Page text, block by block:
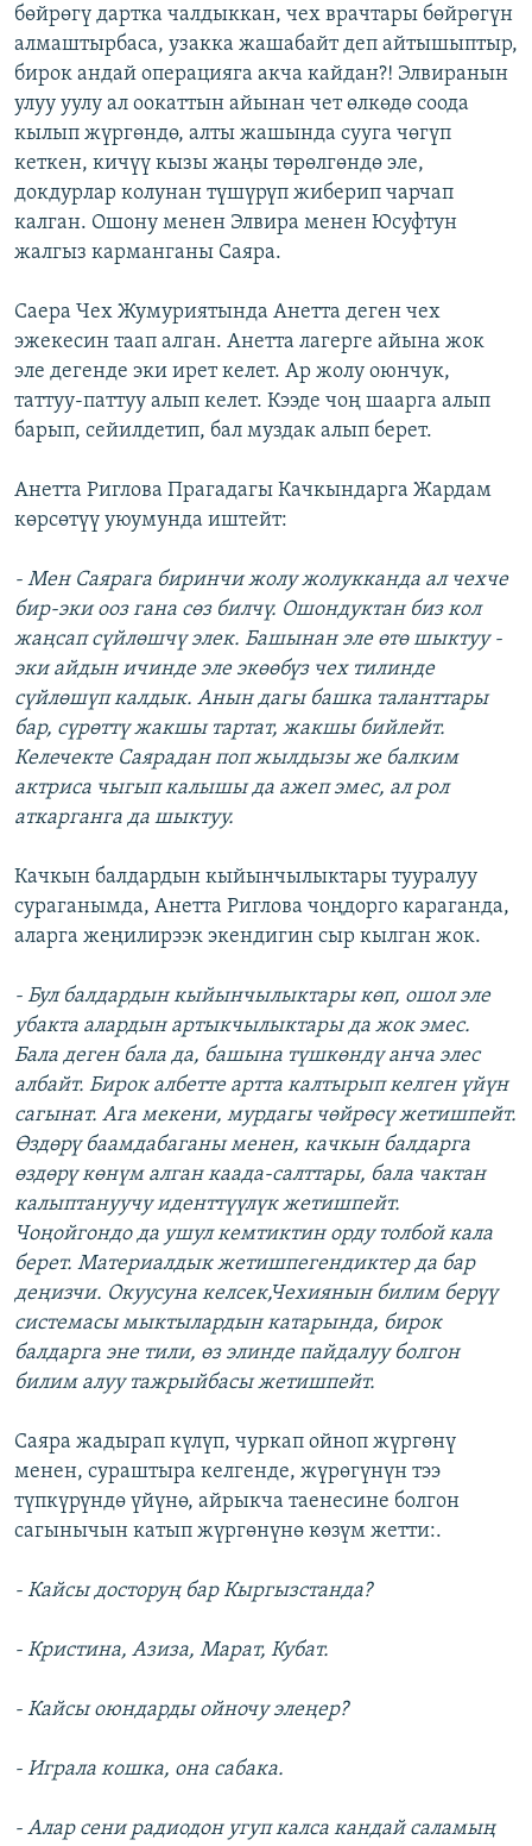
бөйрөгү дартка чалдыккан, чех врачтары бөйрөгүн
алмаштырбаса, узакка жашабайт деп айтышыптыр,
бирок андай операцияга акча кайдан?! Элвиранын
улуу уулу ал оокаттын айынан чет өлкөдө соода
кылып жүргөндө, алты жашында сууга чөгүп
кеткен, кичүү кызы жаңы төрөлгөндө эле,
докдурлар колунан түшүрүп жиберип чарчап
калган. Ошону менен Элвира менен Юсуфтун
жалгыз карманганы Саяра.
Саера Чех Жумуриятында Анетта деген чех
эжекесин таап алган. Анетта лагерге айына жок
эле дегенде эки ирет келет. Ар жолу оюнчук,
таттуу-паттуу алып келет. Кээде чоң шаарга алып
барып, сейилдетип, бал муздак алып берет.
Анетта Риглова Прагадагы Качкындарга Жардам
көрсөтүү уюумунда иштейт:
- Мен Саярага биринчи жолу жолукканда ал чехче
бир-эки ооз гана сөз билчү. Ошондуктан биз кол
жаңсап сүйлөшчү элек. Башынан эле өтө шыктуу -
эки айдын ичинде эле экөөбүз чех тилинде
сүйлөшүп калдык. Анын дагы башка таланттары
бар, сүрөттү жакшы тартат, жакшы бийлейт.
Келечекте Саярадан поп жылдызы же балким
актриса чыгып калышы да ажеп эмес, ал рол
аткарганга да шыктуу.
Качкын балдардын кыйынчылыктары тууралуу
сураганымда, Анетта Риглова чоңдорго караганда,
аларга жеңилирээк экендигин сыр кылган жок.
- Бул балдардын кыйынчылыктары көп, ошол эле
убакта алардын артыкчылыктары да жок эмес.
Бала деген бала да, башына түшкөндү анча элес
албайт. Бирок албетте артта калтырып келген үйүн
сагынат. Ага мекени, мурдагы чөйрөсү жетишпейт.
Өздөрү баамдабаганы менен, качкын балдарга
өздөрү көнүм алган каада-салттары, бала чактан
калыптануучу иденттүүлүк жетишпейт.
Чоңойгондо да ушул кемтиктин орду толбой кала
берет. Материалдык жетишпегендиктер да бар
деңизчи. Окуусуна келсек,Чехиянын билим берүү
системасы мыктылардын катарында, бирок
балдарга эне тили, өз элинде пайдалуу болгон
билим алуу тажрыйбасы жетишпейт.
Саяра жадырап күлүп, чуркап ойноп жүргөнү
менен, сураштыра келгенде, жүрөгүнүн тээ
түпкүрүндө үйүнө, айрыкча таенесине болгон
сагынычын катып жүргөнүнө көзүм жетти:.
- Кайсы досторуң бар Кыргызстанда?
- Кристина, Азиза, Марат, Кубат.
- Кайсы оюндарды ойночу элеңер?
- Играла кошка, она сабака.
- Алар сени радиодон угуп калса кандай саламың